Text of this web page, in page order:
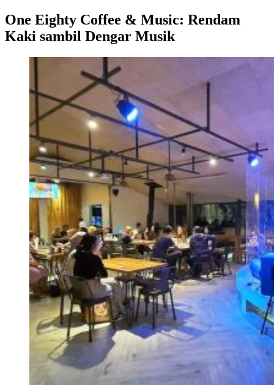
One Eighty Coffee & Music: Rendam
Kaki sambil Dengar Musik